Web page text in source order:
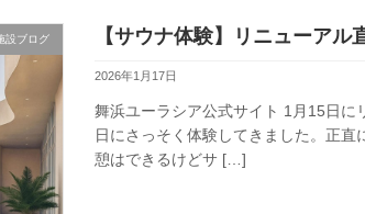
設ブログ 【サウナ体験】リニューア
2026年1月17日
舞浜ユーラシア公式サイト 1月15日に
日にさっそく体験してきました。正
憩はできるけどサ […]